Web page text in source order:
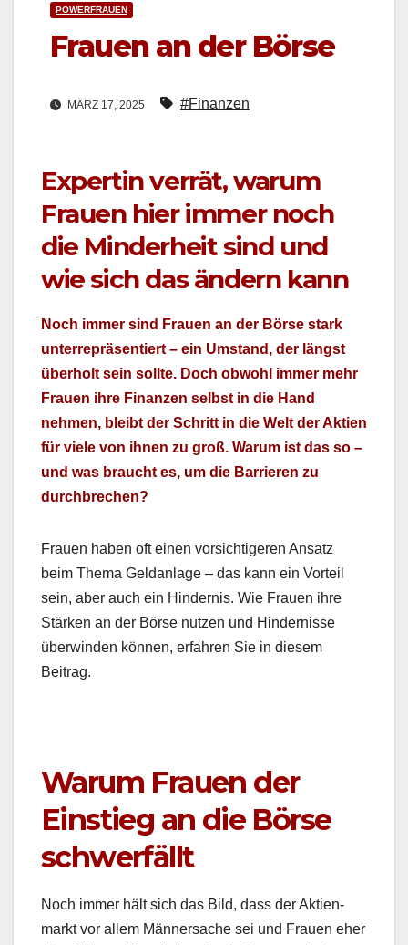
POWERFRAUEN
Frauen an der Börse
MÄRZ 17, 2025 #Finanzen
Expertin verrät, warum
Frauen hier immer noch
die Minderheit sind und
wie sich das ändern kann
Noch immer sind Frauen an der Börse stark
unter­repräsen­tiert – ein Umstand, der längst
über­holt sein sollte. Doch obwohl immer mehr
Frauen ihre Finanzen selb­st in die Hand
nehmen, bleibt der Schritt in die Welt der Aktien
für viele von ihnen zu groß. Warum ist das so –
und was braucht es, um die Bar­ri­eren zu
durch­brechen?
Frauen haben oft einen vor­sichtigeren Ansatz
beim The­ma Gel­dan­lage – das kann ein Vorteil
sein, aber auch ein Hin­der­nis. Wie Frauen ihre
Stärken an der Börse nutzen und Hin­dernisse
über­winden kön­nen, erfahren Sie in diesem
Beitrag.
Warum Frauen der
Einstieg an die Börse
schwerfällt
Noch immer hält sich das Bild, dass der Aktien­
markt vor allem Män­ner­sache sei und Frauen eher